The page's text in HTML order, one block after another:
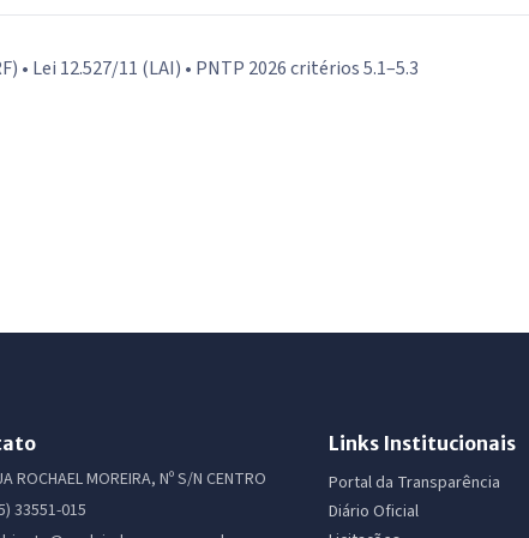
• Lei 12.527/11 (LAI) • PNTP 2026 critérios 5.1–5.3
ROCHAEL MOREIRA, Nº S/N CENTRO
33551-015
Links Institucionais
Portal da Transparência
Diário Oficial